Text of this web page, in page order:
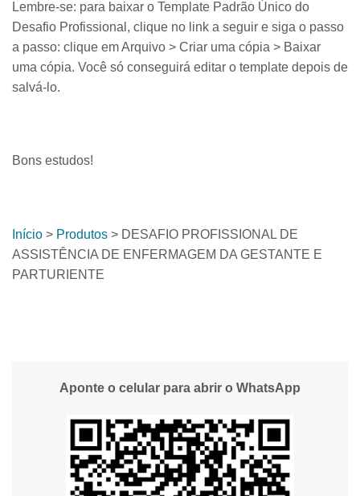
Lembre-se: para baixar o Template Padrão Único do
Desafio Profissional, clique no link a seguir e siga o passo
a passo: clique em Arquivo > Criar uma cópia > Baixar
uma cópia. Você só conseguirá editar o template depois de
salvá-lo.
Bons estudos!
Início > Produtos > DESAFIO PROFISSIONAL DE
ASSISTÊNCIA DE ENFERMAGEM DA GESTANTE E
PARTURIENTE
Aponte o celular para abrir o WhatsApp